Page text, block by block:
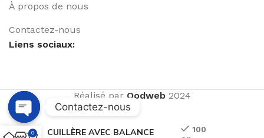
À propos de nous
Contactez-nous
Liens sociaux:
Réalisé par Qodweb2024
CUILLÈRE AVEC BALANCE
100
0
Contactez-nous
Open